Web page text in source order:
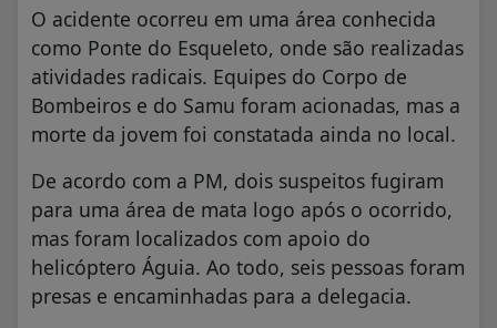
O acidente ocorreu em uma área conhecida
como Ponte do Esqueleto, onde são realizadas
atividades radicais. Equipes do Corpo de
Bombeiros e do Samu foram acionadas, mas a
morte da jovem foi constatada ainda no local.
De acordo com a PM, dois suspeitos fugiram
para uma área de mata logo após o ocorrido,
mas foram localizados com apoio do
helicóptero Águia. Ao todo, seis pessoas foram
presas e encaminhadas para a delegacia.